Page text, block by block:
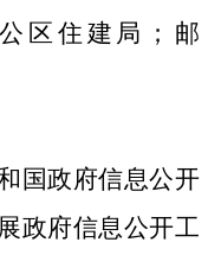
区住建局；邮
国政府信息公开
政府信息公开工